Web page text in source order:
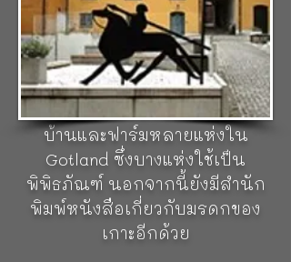
ประจำเทศมณฑลของGotlandก่อ
ตั้งโดยสมาคม Antiquity ของ
Friends of Gotland ในปี 1875
ตามความคิดริเริ่มของPehr Arvid
Säve พิพิธภัณฑ์แห่งนี้เป็นเจ้าของ
บ้านและฟาร์มหลายแห่งใน
Gotland ซึ่งบางแห่งใช้เป็น
พิพิธภัณฑ์ นอกจากนี้ยังมีสำนัก
พิมพ์หนังสือเกี่ยวกับมรดกของ
เกาะอีกด้วย